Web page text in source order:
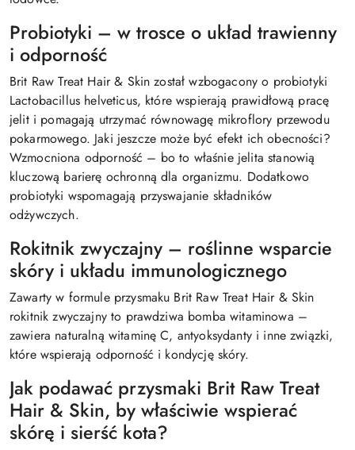
Probiotyki – w trosce o układ trawienny
i odporność
Brit Raw Treat Hair & Skin został wzbogacony o probiotyki
Lactobacillus helveticus, które wspierają prawidłową pracę
jelit i pomagają utrzymać równowagę mikroflory przewodu
pokarmowego. Jaki jeszcze może być efekt ich obecności?
Wzmocniona odporność – bo to właśnie jelita stanowią
kluczową barierę ochronną dla organizmu. Dodatkowo
probiotyki wspomagają przyswajanie składników
odżywczych.
Rokitnik zwyczajny – roślinne wsparcie
skóry i układu immunologicznego
Zawarty w formule przysmaku Brit Raw Treat Hair & Skin
rokitnik zwyczajny to prawdziwa bomba witaminowa –
zawiera naturalną witaminę C, antyoksydanty i inne związki,
które wspierają odporność i kondycję skóry.
Jak podawać przysmaki Brit Raw Treat
Hair & Skin, by właściwie wspierać
skórę i sierść kota?